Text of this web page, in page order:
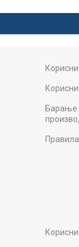
Барање